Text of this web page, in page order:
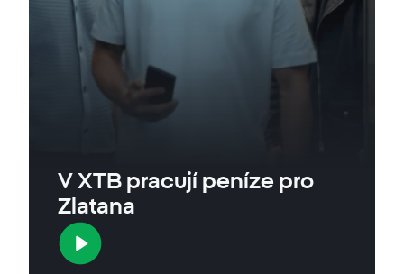
V XTB pracují peníze pro
Zlatana